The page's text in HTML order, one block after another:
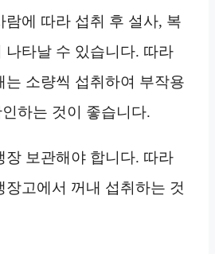
람에 따라 섭취 후 설사, 복
나타날 수 있습니다. 따라
는 소량씩 섭취하여 부작용
하는 것이 좋습니다.
장 보관해야 합니다. 따라
장고에서 꺼내 섭취하는 것